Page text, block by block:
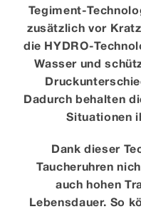
Tegiment-
zusätzlich vor
die HYDRO-
Wasser und
Dadurch behalten
Situationen
Dank dieser
Taucheruhren
auch hohen
Lebensdauer. So